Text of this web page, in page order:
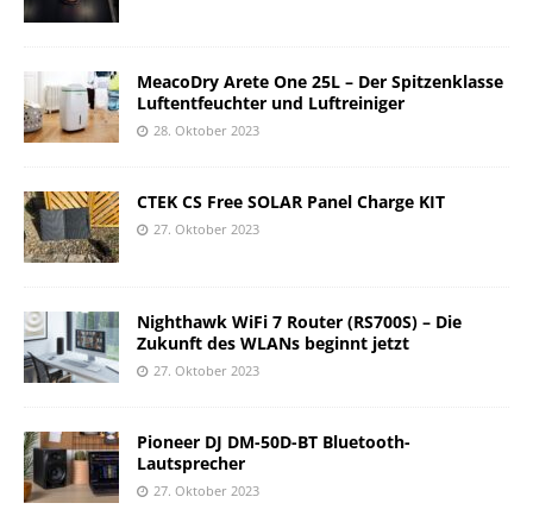
MeacoDry Arete One 25L – Der Spitzenklasse
Luftentfeuchter und Luftreiniger
28. Oktober 2023
CTEK CS Free SOLAR Panel Charge KIT
27. Oktober 2023
Nighthawk WiFi 7 Router (RS700S) – Die
Zukunft des WLANs beginnt jetzt
27. Oktober 2023
Pioneer DJ DM-50D-BT Bluetooth-
Lautsprecher
27. Oktober 2023